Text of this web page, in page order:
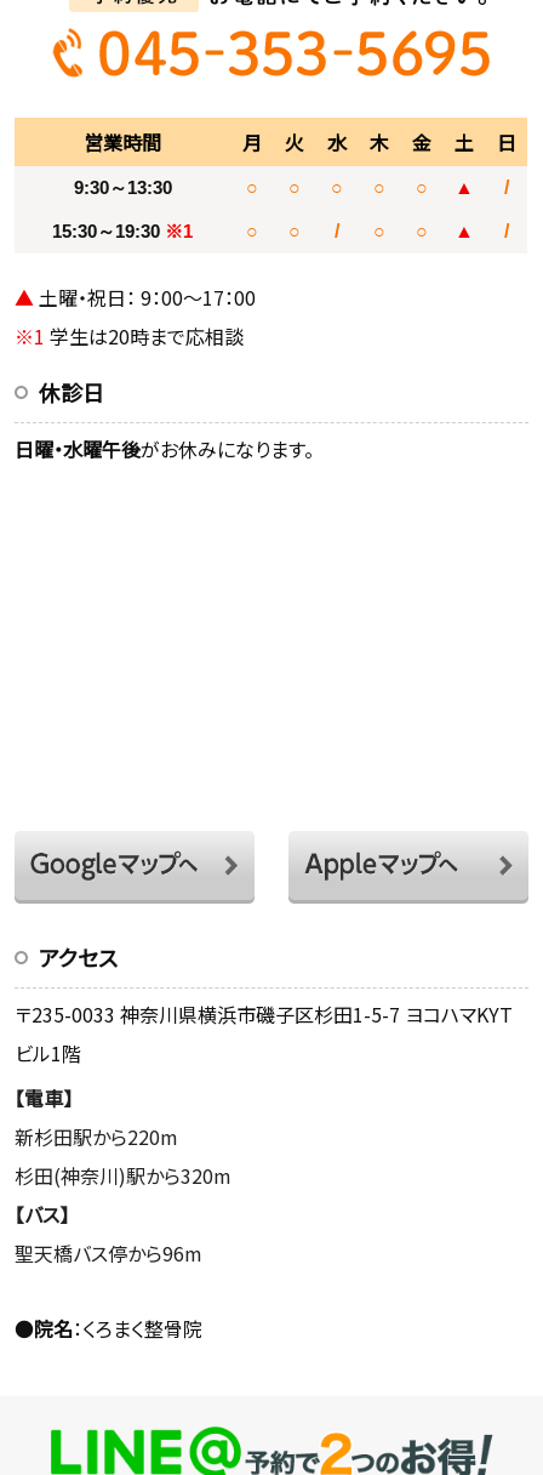
営業時間 月 火 水 木 金 土 日
9:30～13:30 ○ ○ ○ ○ ○ ▲ /
15:30～19:30 ※1 ○ ○ / ○ ○ ▲ /
▲ 土曜・祝日： 9：00～17：00
※1 学生は20時まで応相談
休診日
日曜・水曜午後がお休みになります。
アクセス
〒235-0033 神奈川県横浜市磯子区杉田1-5-7 ヨコハマKYT
ビル1階
【電車】
新杉田駅から220m
杉田(神奈川)駅から320m
【バス】
聖天橋バス停から96m
●院名：くろまく整骨院